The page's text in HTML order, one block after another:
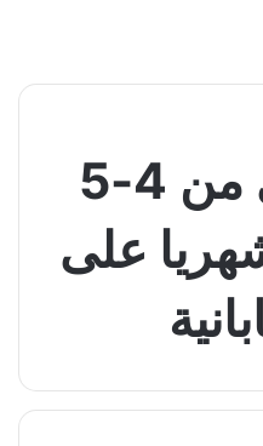
كيف تفقدى من 4-5
على